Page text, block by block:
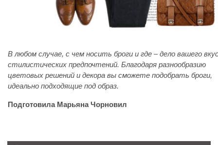
В любом случае, с чем носить броги и где – дело вашего
стилистических предпочтений. Благодаря разнообразию
цветовых решений и декора вы сможете подобрать броги,
идеально подходящие под образ.
Подготовила Марьяна Чорновил